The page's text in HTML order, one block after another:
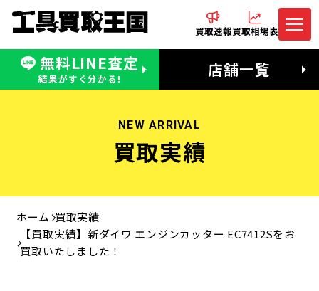
買取速報買取相場表
無料LINE査定
結果がすぐ分かる! 店舗一覧
無料LINE査定
受付：11:00〜19:00 木曜定休日
電話でお問合わせ
営業時間：11:00〜20:00
NEW ARRIVAL
買取実績
ホーム 買取実績
【買取実績】新ダイワ エンジンカッター EC7412Sをお
買取いたしました！